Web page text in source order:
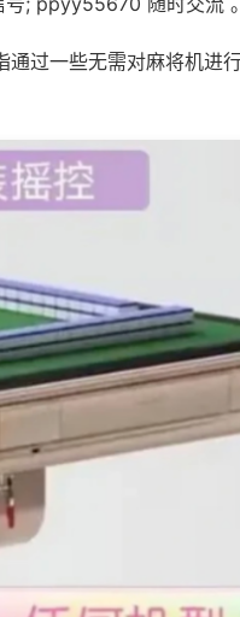
过一些无需对麻将机进